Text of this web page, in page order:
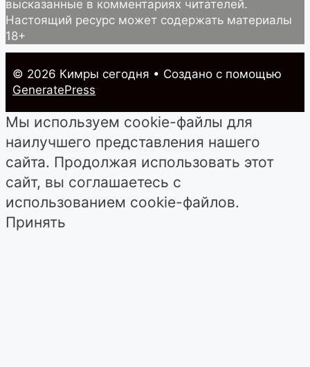
высказанные в комментариях читателей.
Настоящий ресурс может содержать материалы
18+
© 2026 Кимры cегодня • Создано с помощью
GeneratePress
Мы используем cookie-файлы для
наилучшего представления нашего
сайта. Продолжая использовать этот
сайт, вы соглашаетесь с
использованием cookie-файлов.
Принять